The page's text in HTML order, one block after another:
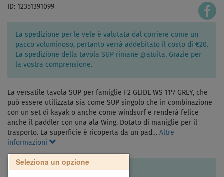
ID: 12351391099
La spedizione per le vele è valutata dal corriere come un
pacco voluminoso, pertanto verrà addebitato il costo di €20.
La spedizione della tavola SUP rimane gratuita. Grazie per
la vostra comprensione.
La versatile tavola SUP per famiglie F2 GLIDE WS 11'7 GREY, che
può essere utilizzata sia come SUP singolo che in combinazione
con un set di kayak o anche come windsurf e renderà felice
anche il paddler con una ala Wing. Dotato di maniglie per il
trasporto. La superficie è ricoperta da un pad… Altre
informazioni
Seleziona un opzione